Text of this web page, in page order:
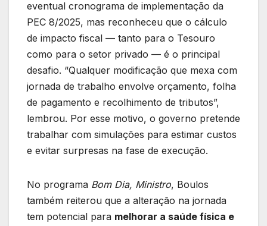
eventual cronograma de implementação da
PEC 8/2025, mas reconheceu que o cálculo
de impacto fiscal — tanto para o Tesouro
como para o setor privado — é o principal
desafio. “Qualquer modificação que mexa com
jornada de trabalho envolve orçamento, folha
de pagamento e recolhimento de tributos”,
lembrou. Por esse motivo, o governo pretende
trabalhar com simulações para estimar custos
e evitar surpresas na fase de execução.
No programa Bom Dia, Ministro, Boulos
também reiterou que a alteração na jornada
tem potencial para melhorar a saúde física e